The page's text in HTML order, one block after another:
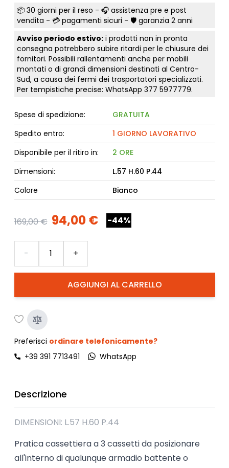
📦 30 giorni per il reso - 🎧 assistenza pre e post
vendita - 💳 pagamenti sicuri - 🛡️ garanzia 2 anni
Avviso periodo estivo:i prodotti non in pronta
consegna potrebbero subire ritardi per le chiusure dei
fornitori. Possibili rallentamenti anche per mobili
montati o di grandi dimensioni destinati al Centro-
Sud, a causa dei fermi dei trasportatori specializzati.
Per tempistiche precise: WhatsApp 377 5977779.
Spese di spedizione:
GRATUITA
Spedito entro:
1 GIORNO LAVORATIVO
Disponibile per il ritiro in:
2 ORE
Dimensioni:
L.57 H.60 P.44
Colore
Bianco
169,00 € 94,00 € -44%
AGGIUNGI AL CARRELLO
- +
Preferisci ordinare telefonicamente?
+39 391 7713491
WhatsApp
Descrizione
DIMENSIONI: L.57 H.60 P.44
Pratica cassettiera a 3 cassetti da posizionare
all'interno di qualunque armadio battente o